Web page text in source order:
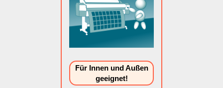
Für Innen und Außen
geeignet!